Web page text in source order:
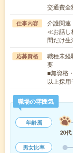
交通費全
仕事内容
介護関連
≪お話し
間だけ
応募資格
職種未経
要
■無資格
以上採
職場の雰囲気
年齢層
20代
男女比率